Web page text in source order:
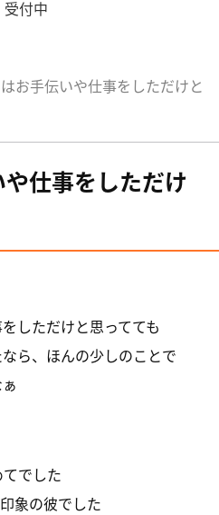
お手伝いや仕事をしただけと
仕事をしただけ
しただけと思ってても
ら、ほんの少しのことで
でした
象の彼でした